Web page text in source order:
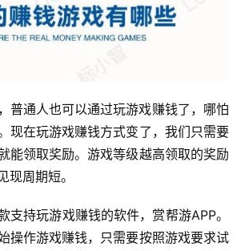
普通人也可以通过玩游戏赚钱了，哪怕
现在玩游戏赚钱方式变了，我们只需要
能领取奖励。游戏等级越高领取的奖励
现周期短。
支持玩游戏赚钱的软件，赏帮游APP。
操作游戏赚钱，只需要按照游戏要求试